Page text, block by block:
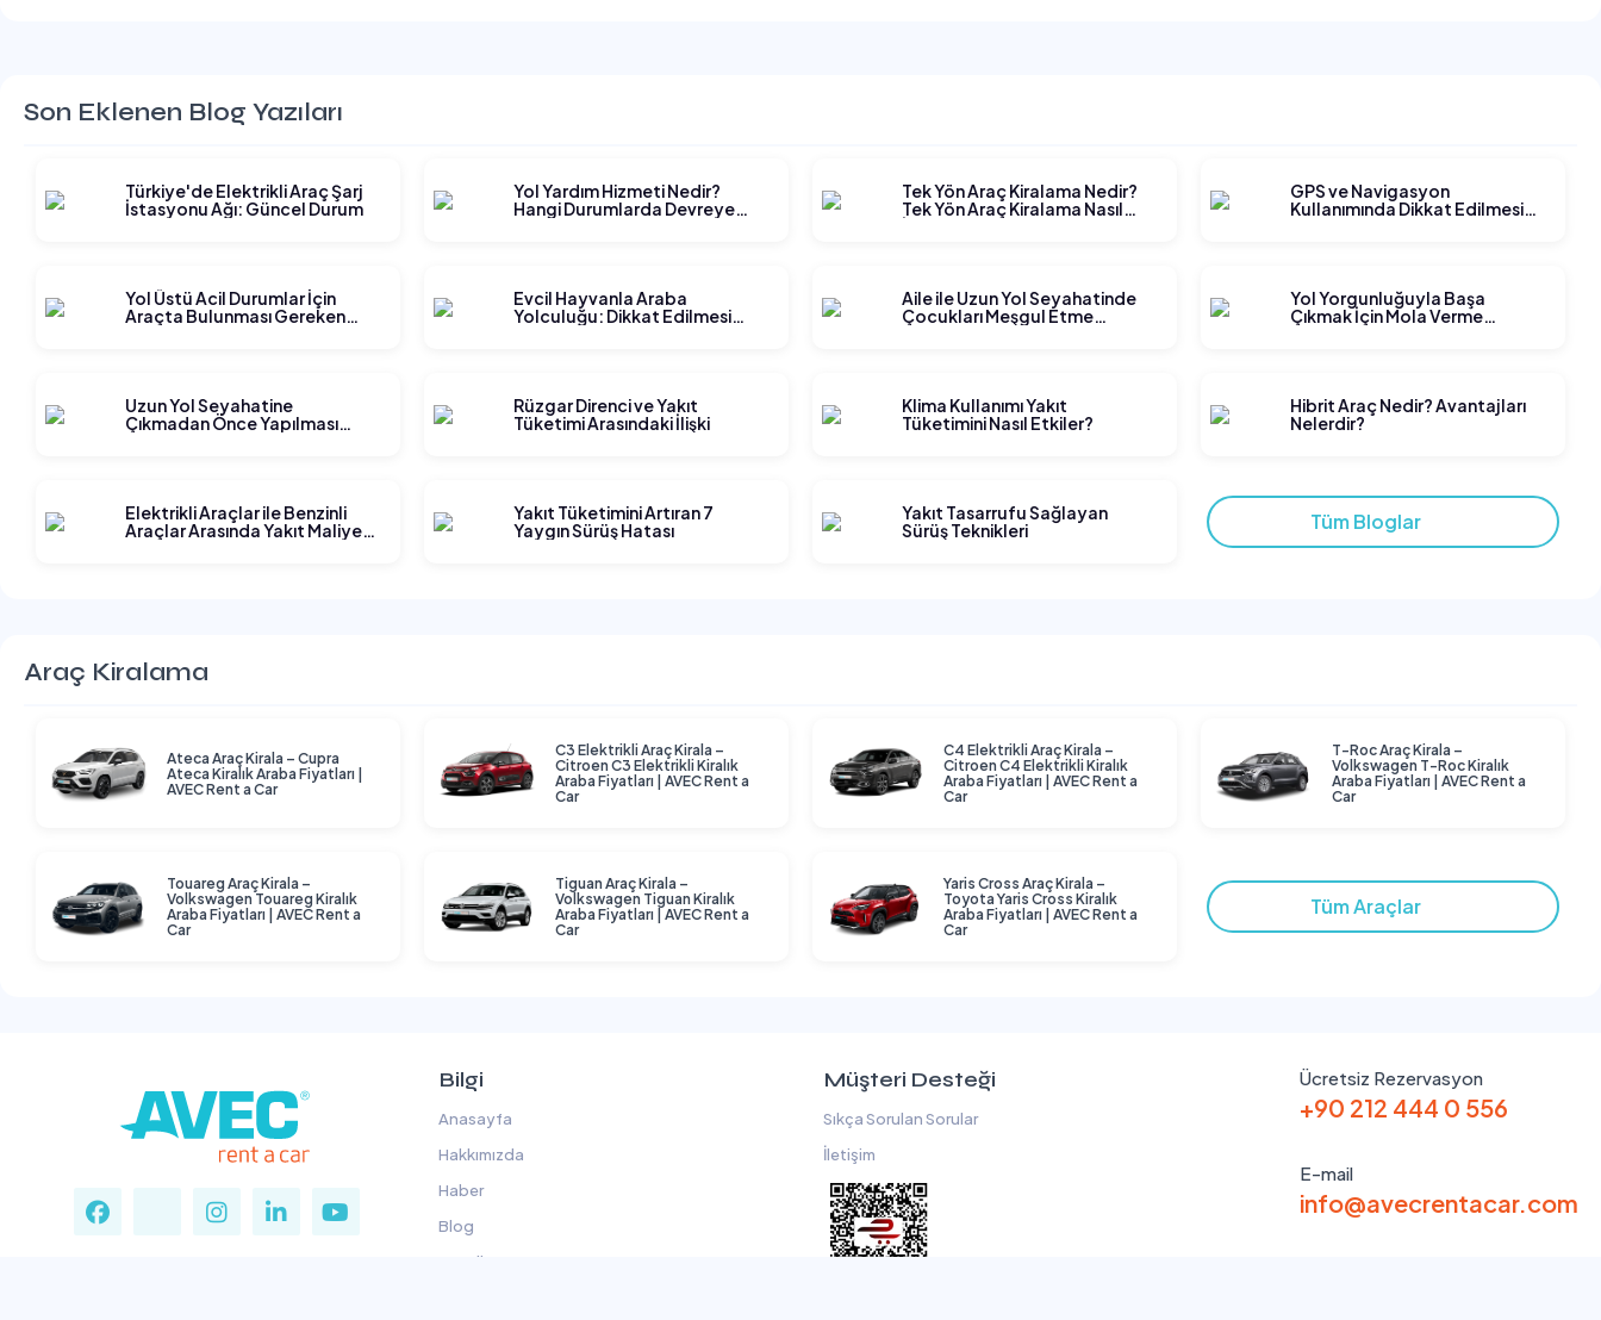
Son Eklenen Blog Yazıları
Türkiye'de Elektrikli Araç Şarj
İstasyonu Ağı: Güncel Durum
Yol Yardım Hizmeti Nedir?
Hangi Durumlarda Devreye
Tek Yön Araç Kiralama Nedir?
Tek Yön Araç Kiralama Nasıl
GPS ve Navigasyon
Kullanımında Dikkat Edilmesi
Yol Üstü Acil Durumlar İçin
Araçta Bulunması Gereken
Evcil Hayvanla Araba
Yolculuğu: Dikkat Edilmesi
Aile ile Uzun Yol Seyahatinde
Çocukları Meşgul Etme
Yol Yorgunluğuyla Başa
Çıkmak İçin Mola Verme
Uzun Yol Seyahatine
Çıkmadan Önce Yapılması
Rüzgar Direnci ve Yakıt
Tüketimi Arasındaki İlişki
Klima Kullanımı Yakıt
Tüketimini Nasıl Etkiler?
Hibrit Araç Nedir? Avantajları
Nelerdir?
Elektrikli Araçlar ile Benzinli
Araçlar Arasında Yakıt Maliyeti
Yakıt Tüketimini Artıran 7
Yaygın Sürüş Hatası
Yakıt Tasarrufu Sağlayan
Sürüş Teknikleri
Tüm Bloglar
Araç Kiralama
Ateca Araç Kirala – Cupra
Ateca Kiralık Araba Fiyatları |
AVEC Rent a Car
C3 Elektrikli Araç Kirala –
Citroen C3 Elektrikli Kiralık
Araba Fiyatları | AVEC Rent a
Car
C4 Elektrikli Araç Kirala –
Citroen C4 Elektrikli Kiralık
Araba Fiyatları | AVEC Rent a
Car
T-Roc Araç Kirala –
Volkswagen T-Roc Kiralık
Araba Fiyatları | AVEC Rent a
Car
Touareg Araç Kirala –
Volkswagen Touareg Kiralık
Araba Fiyatları | AVEC Rent a
Car
Tiguan Araç Kirala –
Volkswagen Tiguan Kiralık
Araba Fiyatları | AVEC Rent a
Car
Yaris Cross Araç Kirala –
Toyota Yaris Cross Kiralık
Araba Fiyatları | AVEC Rent a
Car
Tüm Araçlar
Bilgi
Anasayfa
Hakkımızda
Haber
Blog
Koşullar
Müşteri Desteği
Sıkça Sorulan Sorular
İletişim
Ücretsiz Rezervasyon
+90 212 444 0 556
E-mail
info@avecrentacar.com